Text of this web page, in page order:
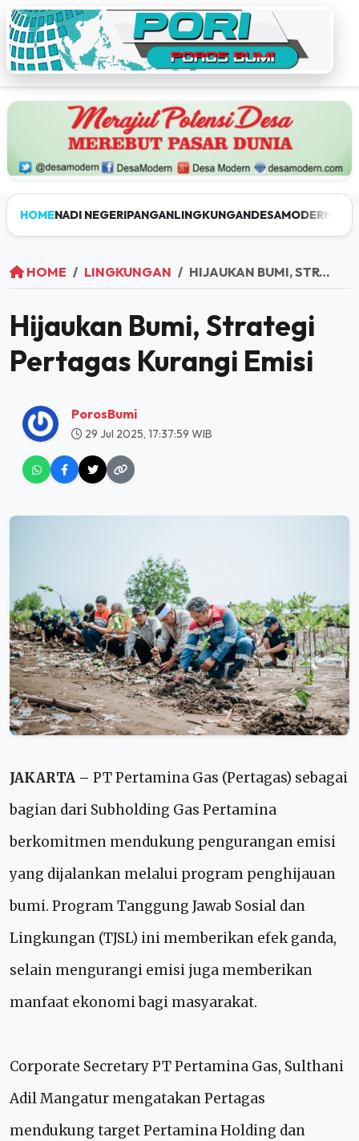
HOMENADI NEGERIPANGANLINGKUNGANDESAMODERN
HOME LINGKUNGAN HIJAUKAN BUMI, STRATEGI PERTAGAS KURANGI EMISI
Hijaukan Bumi, Strategi
Pertagas Kurangi Emisi
PorosBumi
29 Jul 2025, 17:37:59 WIB
JAKARTA – PT Pertamina Gas (Pertagas) sebagai
bagian dari Subholding Gas Pertamina
berkomitmen mendukung pengurangan emisi
yang dijalankan melalui program penghijauan
bumi. Program Tanggung Jawab Sosial dan
Lingkungan (TJSL) ini memberikan efek ganda,
selain mengurangi emisi juga memberikan
manfaat ekonomi bagi masyarakat.
Corporate Secretary PT Pertamina Gas, Sulthani
Adil Mangatur mengatakan Pertagas
mendukung target Pertamina Holding dan